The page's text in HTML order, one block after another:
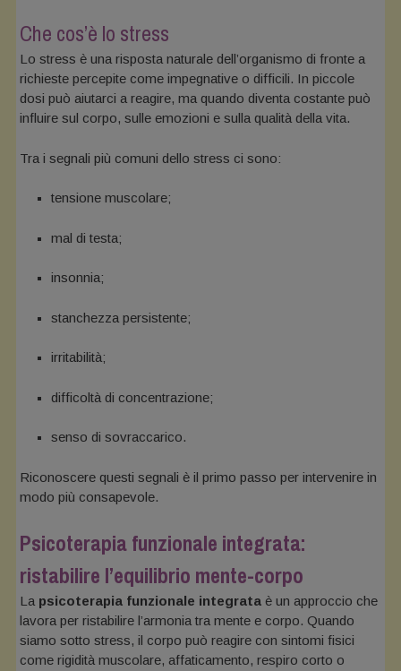
Che cos’è lo stress
Lo stress è una risposta naturale dell’organismo di fronte a
richieste percepite come impegnative o difficili. In piccole
dosi può aiutarci a reagire, ma quando diventa costante può
influire sul corpo, sulle emozioni e sulla qualità della vita.
Tra i segnali più comuni dello stress ci sono:
tensione muscolare;
mal di testa;
insonnia;
stanchezza persistente;
irritabilità;
difficoltà di concentrazione;
senso di sovraccarico.
Riconoscere questi segnali è il primo passo per intervenire in
modo più consapevole.
Psicoterapia funzionale integrata:
ristabilire l’equilibrio mente-corpo
La psicoterapia funzionale integrata è un approccio che
lavora per ristabilire l’armonia tra mente e corpo. Quando
siamo sotto stress, il corpo può reagire con sintomi fisici
come rigidità muscolare, affaticamento, respiro corto o